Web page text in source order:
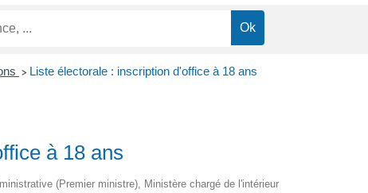
> Liste électorale : inscription d'office à 18 ans
à 18 ans
(Premier ministre), Ministère chargé de l'intérieur